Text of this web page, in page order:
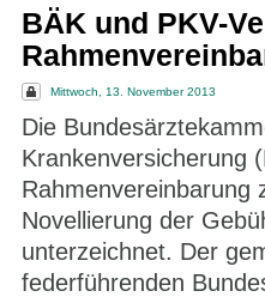
BÄK und PKV-
Mittwoch, 13. November 2013
Die
Krankenversicherung
Rahmenvereinbarung
Novellierung der
unterzeichnet. Der
federführenden